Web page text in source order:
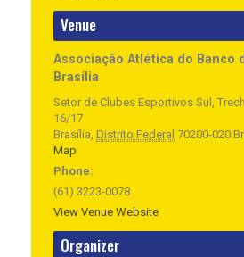
Venue
Associação Atlética do Banco
Brasília
Setor de Clubes Esportivos Sul,
16/17
Brasília, Distrito Federal 70200-020
Map
Phone:
(61) 3223-0078
View Venue Website
Organizer